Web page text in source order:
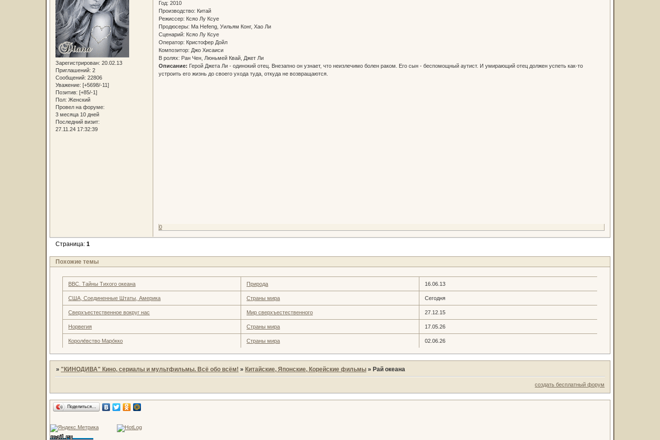
Зарегистрирован: 20.02.13
Приглашений: 2
Сообщений: 22806
Уважение: [+5698/-11]
Позитив: [+85/-1]
Пол: Женский
Провел на форуме:
3 месяца 10 дней
Последний визит:
27.11.24 17:32:39
Год: 2010
Производство: Китай
Режиссер: Ксяо Лу Ксуе
Продюсеры: Ma Hefeng, Уильям Конг, Хао Ли
Сценарий: Ксяо Лу Ксуе
Оператор: Кристофер Дойл
Композитор: Джо Хисаиси
В ролях: Ран Чен, Люньмей Квай, Джет Ли
Описание: Герой Джета Ли - одинокий отец. Внезапно он узнает, что неизлечимо болен раком. Его сын - беспомощный аутист. И умирающий отец должен успеть как-то
устроить его жизнь до своего ухода туда, откуда не возвращаются.
0
Страница: 1
Похожие темы
BBC. Тайны Тихого океана Природа 16.06.13
США, Соединенные Штаты, Америка Страны мира Сегодня
Сверхъестественное вокруг нас Мир сверхъестественного 27.12.15
Норвегия Страны мира 17.05.26
Короле́вство Маро́кко Страны мира 02.06.26
» "КИНОДИВА" Кино, сериалы и мультфильмы. Всё обо всём! » Китайские, Японские, Корейские фильмы » Рай океана
создать бесплатный форум
Поделиться…